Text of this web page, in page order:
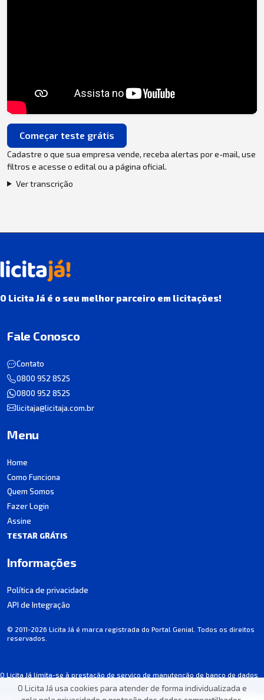
O Licita Já usa cookies para atender de forma individualizada e
Começar teste grátis
Cadastre o que sua empresa vende, receba alertas por e-mail, use
filtros e acesse o edital ou a página oficial.
Ver transcrição
O Licita Já é o seu melhor parceiro em licitações!
O Licita Já limita-se à prestação de serviço de manutenção de banco de dados
de licitações, não participando dos processos.
Algumas informações podem apresentar incorreções involuntárias. Consulte
Fale Conosco
Contato
0800 952 8525
0800 952 8525
licitaja@licitaja.com.br
Menu
Home
Como Funciona
Quem Somos
Fazer Login
Assine
TESTAR GRÁTIS
Informações
Política de privacidade
API de Integração
© 2011-2026 Licita Já é marca registrada do Portal Genial. Todos os direitos
reservados.